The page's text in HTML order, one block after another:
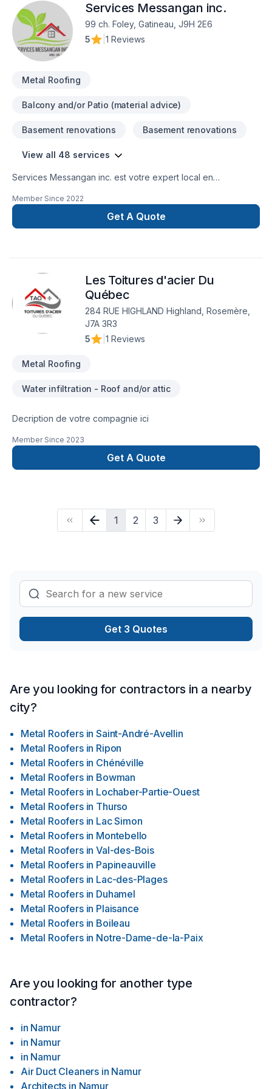
Services Messangan inc.
99 ch. Foley, Gatineau, J9H 2E6
5
1 Reviews
Metal Roofing
Balcony and/or Patio (material advice)
Basement renovations Basement renovations
View all 48 services
Services Messangan inc. est votre expert local en
Calfeutrage, Commercial, Cuisine, Émondage, Entretien
paysager, Excavation intérieur, Garage, Patio, Pavage, Pavé
uni, Paysagement, Peinture, Peinture extérieur, Plancher,
rigueur. Nous croyons en l'importance d'une approche
personnalisée, adaptée à chaque client, pour garantir des
résultats au-delà de vos attentes. Confiez votre projet à une
équipe qui a à cœur votre satisfaction.
Member Since 2022
Get A Quote
Les Toitures d'acier Du
Québec
284 RUE HIGHLAND Highland, Rosemère,
J7A 3R3
5
1 Reviews
Metal Roofing
Water infiltration - Roof and/or attic
Decription de votre compagnie ici
Member Since 2023
Get A Quote
1 2 3
Get 3 Quotes
Are you looking for contractors in a nearby
city?
Metal Roofers in Saint-André-Avellin
Metal Roofers in Ripon
Metal Roofers in Chénéville
Metal Roofers in Bowman
Metal Roofers in Lochaber-Partie-Ouest
Metal Roofers in Thurso
Metal Roofers in Lac Simon
Metal Roofers in Montebello
Metal Roofers in Val-des-Bois
Metal Roofers in Papineauville
Metal Roofers in Lac-des-Plages
Metal Roofers in Duhamel
Metal Roofers in Plaisance
Metal Roofers in Boileau
Metal Roofers in Notre-Dame-de-la-Paix
Are you looking for another type
contractor?
in Namur
in Namur
in Namur
Air Duct Cleaners in Namur
Architects in Namur